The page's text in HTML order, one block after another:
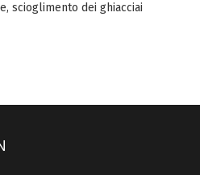
, scioglimento dei ghiacciai